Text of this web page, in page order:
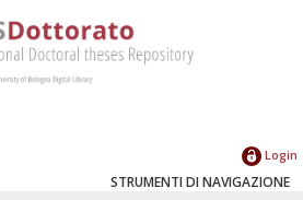
Login
STRUMENTI DI NAVIGAZIONE